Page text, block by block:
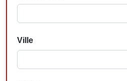
Ville